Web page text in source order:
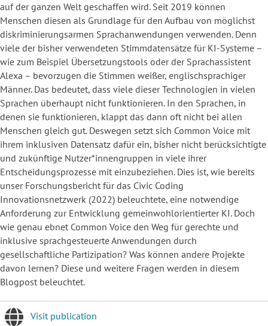
auf der ganzen Welt geschaffen wird. Seit 2019 können
Menschen diesen als Grundlage für den Aufbau von möglichst
diskriminierungsarmen Sprachanwendungen verwenden. Denn
viele der bisher verwendeten Stimmdatensätze für KI-Systeme –
wie zum Beispiel Übersetzungstools oder der Sprachassistent
Alexa – bevorzugen die Stimmen weißer, englischsprachiger
Männer. Das bedeutet, dass viele dieser Technologien in vielen
Sprachen überhaupt nicht funktionieren. In den Sprachen, in
denen sie funktionieren, klappt das dann oft nicht bei allen
Menschen gleich gut. Deswegen setzt sich Common Voice mit
ihrem inklusiven Datensatz dafür ein, bisher nicht berücksichtigte
und zukünftige Nutzer*innengruppen in viele ihrer
Entscheidungsprozesse mit einzubeziehen. Dies ist, wie bereits
unser Forschungsbericht für das Civic Coding
Innovationsnetzwerk (2022) beleuchtete, eine notwendige
Anforderung zur Entwicklung gemeinwohlorientierter KI. Doch
wie genau ebnet Common Voice den Weg für gerechte und
inklusive sprachgesteuerte Anwendungen durch
gesellschaftliche Partizipation? Was können andere Projekte
davon lernen? Diese und weitere Fragen werden in diesem
Blogpost beleuchtet.
Visit publication